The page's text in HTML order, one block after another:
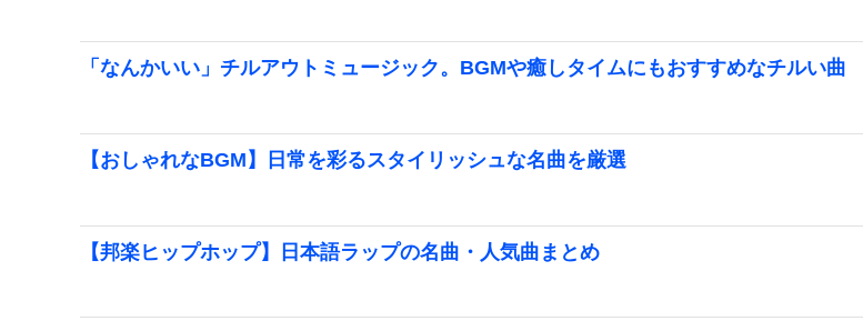
「なんかいい」チルアウトミュージック。BGMや癒しタイムにもおすすめなチルい曲
【おしゃれなBGM】日常を彩るスタイリッシュな名曲を厳選
【邦楽ヒップホップ】日本語ラップの名曲・人気曲まとめ